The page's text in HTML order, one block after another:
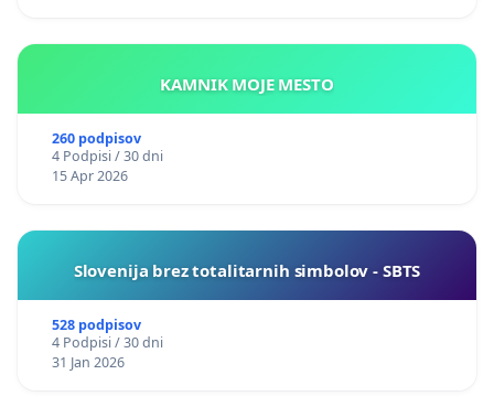
KAMNIK MOJE MESTO
260 podpisov
4 Podpisi / 30 dni
15 Apr 2026
Slovenija brez totalitarnih simbolov - SBTS
528 podpisov
4 Podpisi / 30 dni
31 Jan 2026